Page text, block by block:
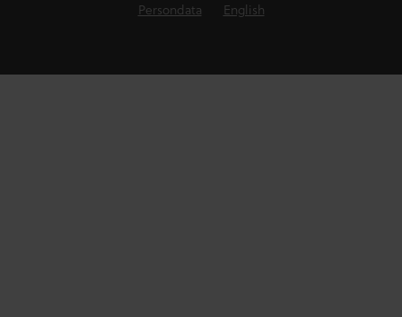
Persondata
English